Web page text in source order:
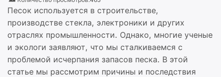
Песок используется в строительстве,
производстве стекла, электроники и других
отраслях промышленности. Однако, многие ученые
и экологи заявляют, что мы сталкиваемся с
проблемой исчерпания запасов песка. В этой
статье мы рассмотрим причины и последствия